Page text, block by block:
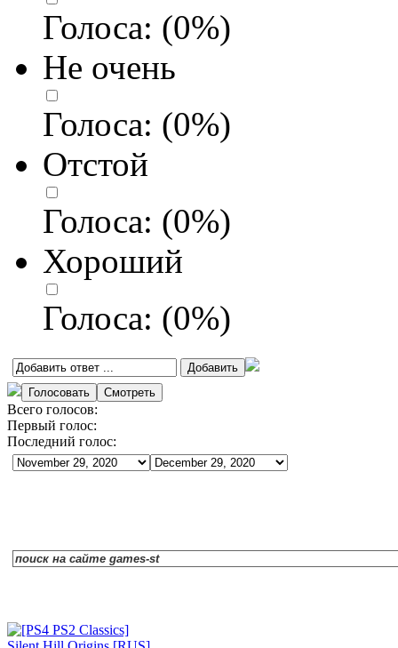
Голоса: (0%)
Не очень
Голоса: (0%)
Отстой
Голоса: (0%)
Хороший
Голоса: (0%)
Всего голосов:
Первый голос:
Последний голос: